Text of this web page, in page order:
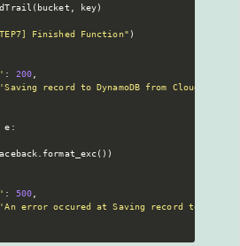
( bucket , key)
Finished Function" )
: 200,
'Saving record to DynamoDB from
e :
. format_exc( ) )
: 500,
'An error occured at Saving record to